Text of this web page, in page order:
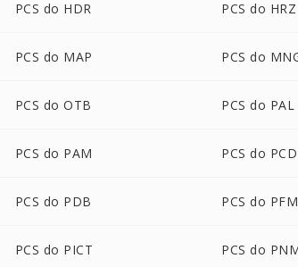
PCS do HDR PCS do HRZ
PCS do MAP PCS do
PCS do OTB PCS do PAL
PCS do PAM PCS do PCD
PCS do PDB PCS do PFM
PCS do PICT PCS do